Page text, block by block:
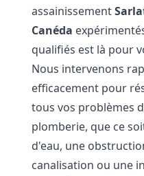
assainissement
Canéda
qualifiés est là pour
Nous intervenons
efficacement pour
tous vos problèmes
plomberie, que ce
d'eau, une
canalisation ou une